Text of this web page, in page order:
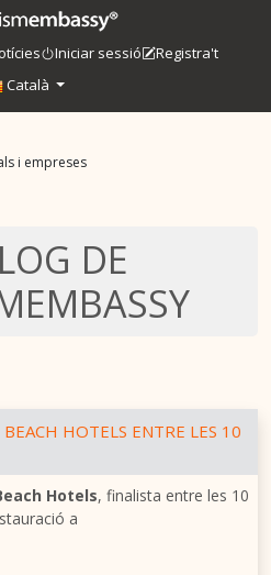
Iniciar sessió
Registra't
Català
i empreses
DE
HOTELS ENTRE LES 10
Hotels, finalista entre les 10
a